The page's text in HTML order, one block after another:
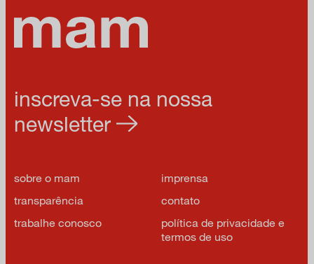
inscreva-se na nossa
newsletter
sobre o mam
imprensa
transparência
contato
trabalhe conosco
política de privacidade e
termos de uso